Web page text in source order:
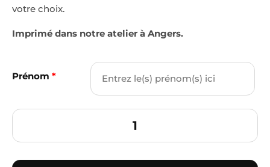
votre choix.
Imprimé dans notre atelier à Angers.
Prénom *